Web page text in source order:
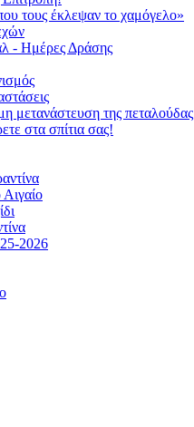
τους έκλεψαν το χαμόγελο»
- Ημέρες Δράσης
μετανάστευση της πεταλούδας
στα σπίτια σας!
2026